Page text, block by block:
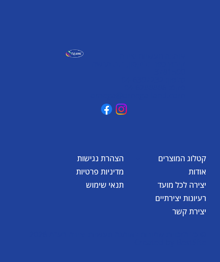
הצהרת נגישות
מדיניות פרטיות
תנאי שימוש
קטלוג המוצרים
אודות
יצירה לכל מועד
רעיונות יצירתיים
יצירת קשר